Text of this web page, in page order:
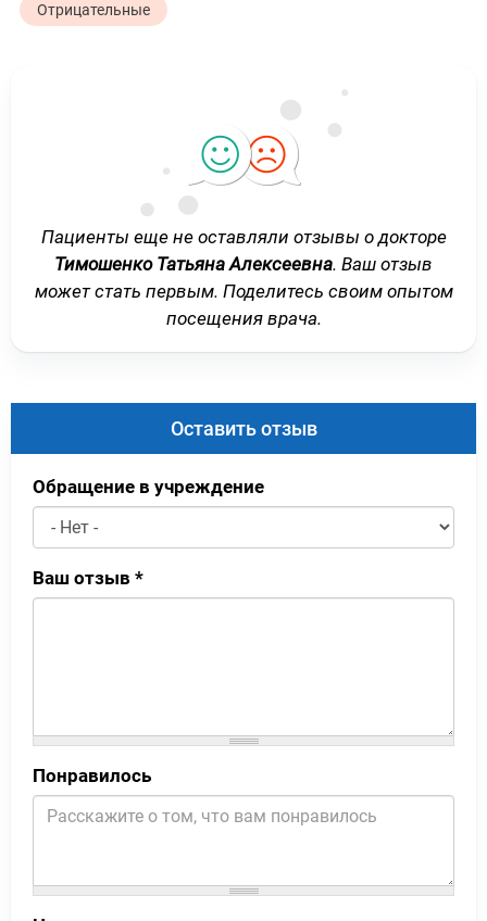
Отрицательные
Пациенты еще не оставляли отзывы о докторе
Тимошенко Татьяна Алексеевна. Ваш отзыв
может стать первым. Поделитесь своим опытом
посещения врача.
Оставить отзыв
Обращение в учреждение
Ваш отзыв *
Понравилось